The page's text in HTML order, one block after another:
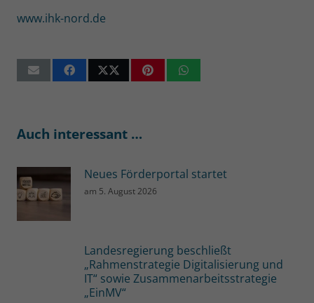
www.ihk-nord.de
Auch interessant …
Neues Förderportal startet
am 5. August 2026
Landesregierung beschließt
„Rahmenstrategie Digitalisierung und
IT“ sowie Zusammenarbeitsstrategie
„EinMV“